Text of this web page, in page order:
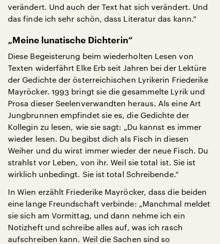
verändert. Und auch der Text hat sich verändert. Und
das finde ich sehr schön, dass Literatur das kann.“
„Meine lunatische Dichterin“
Diese Begeisterung beim wiederholten Lesen von
Texten widerfährt Elke Erb seit Jahren bei der Lektüre
der Gedichte der österreichischen Lyrikerin Friederike
Mayröcker. 1993 bringt sie die gesammelte Lyrik und
Prosa dieser Seelenverwandten heraus. Als eine Art
Jungbrunnen empfindet sie es, die Gedichte der
Kollegin zu lesen, wie sie sagt: „Du kannst es immer
wieder lesen. Du begibst dich als Fisch in diesen
Weiher und du wirst immer wieder der neue Fisch. Du
strahlst vor Leben, von ihr. Weil sie total ist. Sie ist
wirklich unbedingt. Sie ist total Schreibende.“
In Wien erzählt Friederike Mayröcker, dass die beiden
eine lange Freundschaft verbinde: „Manchmal meldet
sie sich am Vormittag, und dann nehme ich ein
Notizheft und schreibe alles auf, was ich rasch
aufschreiben kann. Weil die Sachen sind so